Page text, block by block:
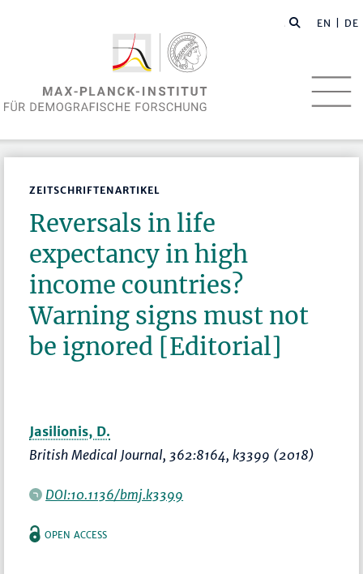
EN | DE
ZEITSCHRIFTENARTIKEL
Reversals in life
expectancy in high
income countries?
Warning signs must not
be ignored [Editorial]
Jasilionis, D.
British Medical Journal, 362:8164, k3399 (2018)
DOI:10.1136/bmj.k3399
OPEN ACCESS